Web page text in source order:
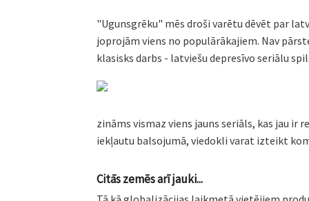
"Ugunsgrēku" mēs droši varētu dēvēt par
joprojām viens no populārākajiem. Nav
klasisks darbs - latviešu depresīvo seriālu
zināms vismaz viens jauns seriāls, kas jau ir
iekļautu balsojumā, viedokli varat izteikt
Citās zemēs arī jauki...